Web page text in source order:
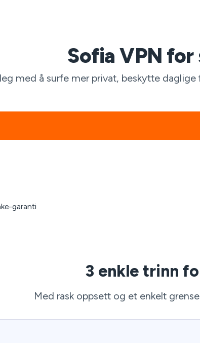
Sofia VPN
med å surfe mer privat, beskytte
garanti
3 enkle trinn
Med rask oppsett og et enkelt